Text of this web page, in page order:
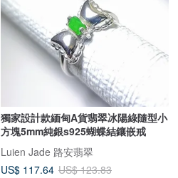
獨家設計款緬甸A貨翡翠冰陽綠隨型小
方塊5mm純銀s925蝴蝶結鑲嵌戒
Luien Jade 路安翡翠
US$ 117.64 US$ 123.83